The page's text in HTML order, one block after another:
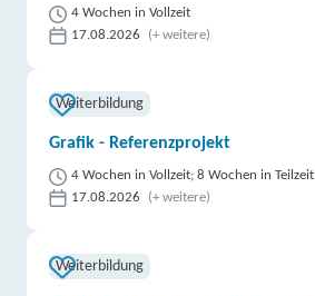
4 Wochen in Vollzeit
17.08.2026
(+ weitere)
Weiterbildung
Grafik - Referenzprojekt
4 Wochen in Vollzeit; 8 Wochen in Teilzeit
17.08.2026
(+ weitere)
Weiterbildung